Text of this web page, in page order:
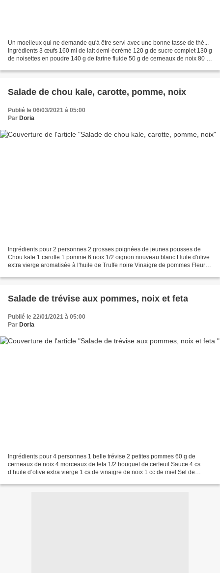
Un moelleux qui ne demande qu'à être servi avec une bonne tasse de thé...
Ingrédients 3 œufs 160 ml de lait demi-écrémé 120 g de sucre complet 130 g
de noisettes en poudre 140 g de farine fluide 50 g de cerneaux de noix 80 g
Salade de chou kale, carotte, pomme, noix
Publié le 06/03/2021 à 05:00
Par Doria
Ingrédients pour 2 personnes 2 grosses poignées de jeunes pousses de
Chou kale 1 carotte 1 pomme 6 noix 1/2 oignon nouveau blanc Huile d'olive
extra vierge aromatisée à l'huile de Truffe noire Vinaigre de pommes Fleur
Salade de trévise aux pommes, noix et feta
Publié le 22/01/2021 à 05:00
Par Doria
Ingrédients pour 4 personnes 1 belle trévise 2 petites pommes 60 g de
cerneaux de noix 4 morceaux de feta 1/2 bouquet de cerfeuil Sauce 4 cs
d’huile d’olive extra vierge 1 cs de vinaigre de noix 1 cc de miel Sel de